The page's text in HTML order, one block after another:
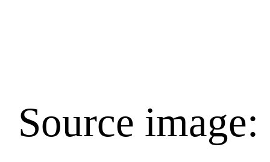
Source